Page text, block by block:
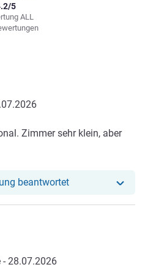
ALL
5
4.0/5
Zimmer sehr klein, aber
beantwortetUnser Hotel hat
4.5/5
- 28.07.2026